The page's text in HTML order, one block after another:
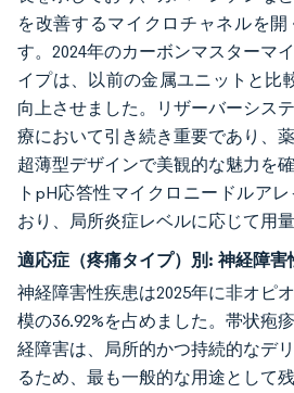
を改善するマイクロチャネルを開
す。2024年のカーボンマスターマ
イプは、以前の金属ユニットと比
向上させました。リザーバーシス
療において引き続き重要であり、
超薄型デザインで美観的な魅力を
トpH応答性マイクロニードルア
おり、局所炎症レベルに応じて用
適応症（疼痛タイプ）別: 神経障害
神経障害性疾患は2025年に非オピ
模の36.92%を占めました。帯状疱
経障害は、局所的かつ持続的なデ
るため、最も一般的な用途として